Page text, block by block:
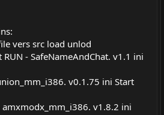
vers src load unlod
- SafeNameAndChat. v1.1 ini
v0.1.75 ini Start
amxmodx_mm_i386. v1.8.2 ini